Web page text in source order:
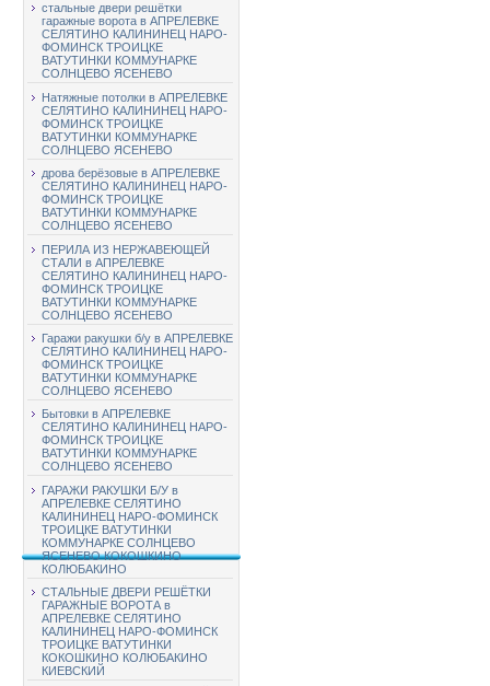
стальные двери решётки
гаражные ворота в АПРЕЛЕВКЕ
СЕЛЯТИНО КАЛИНИНЕЦ НАРО-
ФОМИНСК ТРОИЦКЕ
ВАТУТИНКИ КОММУНАРКЕ
СОЛНЦЕВО ЯСЕНЕВО
Натяжные потолки в АПРЕЛЕВКЕ
СЕЛЯТИНО КАЛИНИНЕЦ НАРО-
ФОМИНСК ТРОИЦКЕ
ВАТУТИНКИ КОММУНАРКЕ
СОЛНЦЕВО ЯСЕНЕВО
дрова берёзовые в АПРЕЛЕВКЕ
СЕЛЯТИНО КАЛИНИНЕЦ НАРО-
ФОМИНСК ТРОИЦКЕ
ВАТУТИНКИ КОММУНАРКЕ
СОЛНЦЕВО ЯСЕНЕВО
ПЕРИЛА ИЗ НЕРЖАВЕЮЩЕЙ
СТАЛИ в АПРЕЛЕВКЕ
СЕЛЯТИНО КАЛИНИНЕЦ НАРО-
ФОМИНСК ТРОИЦКЕ
ВАТУТИНКИ КОММУНАРКЕ
СОЛНЦЕВО ЯСЕНЕВО
Гаражи ракушки б/у в АПРЕЛЕВКЕ
СЕЛЯТИНО КАЛИНИНЕЦ НАРО-
ФОМИНСК ТРОИЦКЕ
ВАТУТИНКИ КОММУНАРКЕ
СОЛНЦЕВО ЯСЕНЕВО
Бытовки в АПРЕЛЕВКЕ
СЕЛЯТИНО КАЛИНИНЕЦ НАРО-
ФОМИНСК ТРОИЦКЕ
ВАТУТИНКИ КОММУНАРКЕ
СОЛНЦЕВО ЯСЕНЕВО
ГАРАЖИ РАКУШКИ Б/У в
АПРЕЛЕВКЕ СЕЛЯТИНО
КАЛИНИНЕЦ НАРО-ФОМИНСК
ТРОИЦКЕ ВАТУТИНКИ
КОММУНАРКЕ СОЛНЦЕВО
ЯСЕНЕВО КОКОШКИНО
КОЛЮБАКИНО
СТАЛЬНЫЕ ДВЕРИ РЕШЁТКИ
ГАРАЖНЫЕ ВОРОТА в
АПРЕЛЕВКЕ СЕЛЯТИНО
КАЛИНИНЕЦ НАРО-ФОМИНСК
ТРОИЦКЕ ВАТУТИНКИ
КОКОШКИНО КОЛЮБАКИНО
КИЕВСКИЙ